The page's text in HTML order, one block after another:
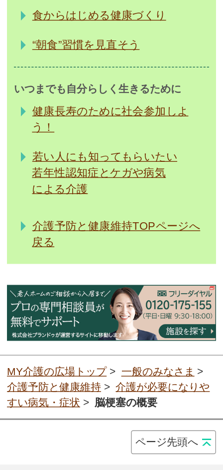
食からはじめる健康づくり
“朝食”習慣を見直そう
いつまでも自分らしく生きるために
健康長寿のために社会参加しよ
う！
若い人にも知ってもらいたい
若年性認知症とケガや病気
による介護
介護予防と健康維持TOPページへ
戻る
MY介護の広場トップ> 一般のみなさま >
介護予防と健康維持 >介護が必要になりや
すい病気・症状 > 脳梗塞の概要
ページ先頭へ